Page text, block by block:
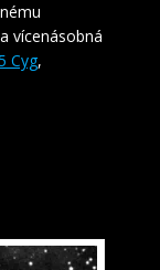
vícenásobná
Cyg,